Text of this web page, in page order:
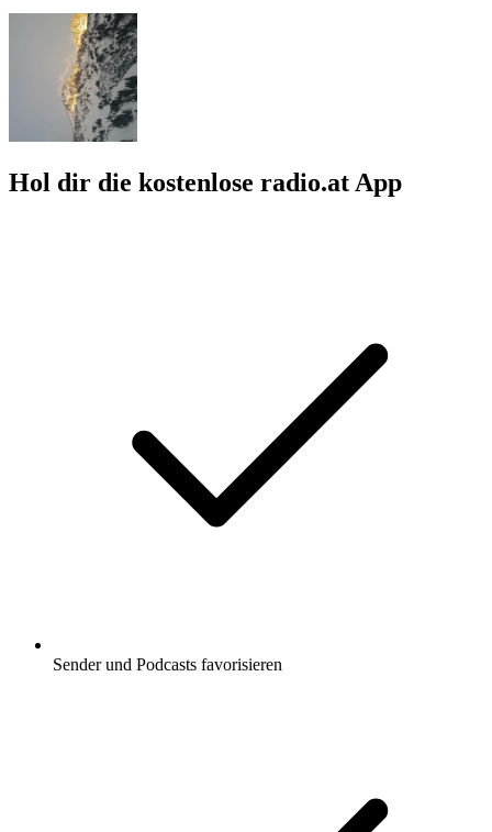
Hol dir die kostenlose radio.at App
Sender und Podcasts favorisieren